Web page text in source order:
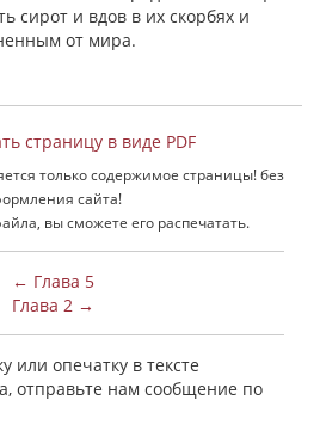
сирот и вдов в их скорбях и
от мира.
страницу в виде PDF
только содержимое страницы! без
сайта!
вы сможете его распечатать.
← Глава 5
Глава 2 →
опечатку в тексте
отправьте нам сообщение по